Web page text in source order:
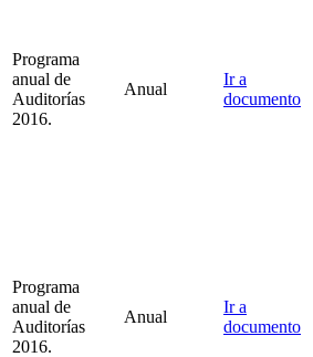
Programa
anual de
Auditorías
2016.
Anual
Ir a
documento
Programa
anual de
Auditorías
2016.
Anual
Ir a
documento